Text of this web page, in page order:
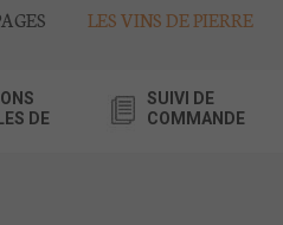
LES VINS DE PIERRE
DE
SUIVI DE
COMMANDE